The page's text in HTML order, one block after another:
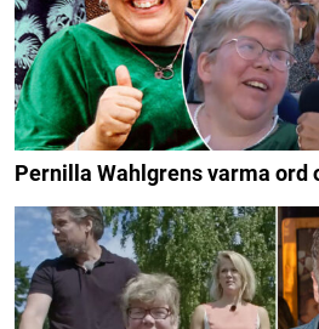
Pernilla Wahlgrens varma ord